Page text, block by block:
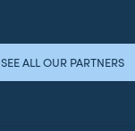
SEE ALL OUR PARTNERS